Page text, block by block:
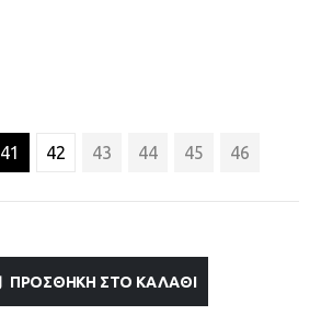
41 42 43 44 45 46
ΠΡΟΣΘΗΚΗ ΣΤΟ ΚΑΛΑΘΙ